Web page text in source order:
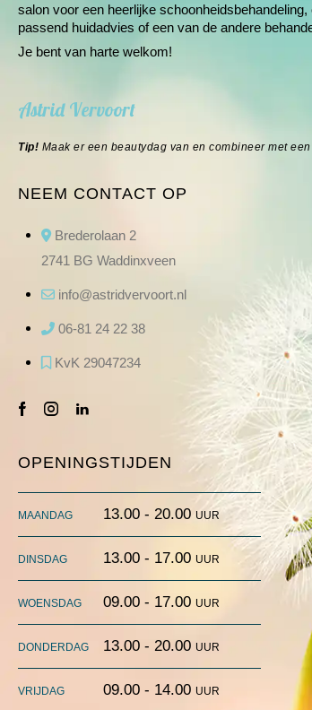
salon voor een heerlijke
passend huidadvies of een van de andere
Je bent van harte welkom!
Astrid Vervoort
Tip! Maak er een beautydag van en combineer met
NEEM CONTACT OP
Brederolaan 2
2741 BG Waddinxveen
info@astridvervoort.nl
06-81 24 22 38
KvK 29047234
facebook-
instagramlinkedin
OPENINGSTIJDEN
maandag 13.00 - 20.00 uur
dinsdag 13.00 - 17.00 uur
woensdag 09.00 - 17.00 uur
donderdag 13.00 - 20.00 uur
vrijdag 09.00 - 14.00 uur